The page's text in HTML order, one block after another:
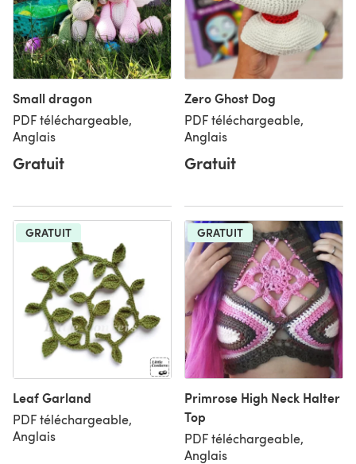
Small dragon
PDF téléchargeable,
Anglais
Gratuit
Zero Ghost Dog
PDF téléchargeable,
Anglais
Gratuit
GRATUIT
Leaf Garland
PDF téléchargeable,
Anglais
GRATUIT
Primrose High Neck Halter
Top
PDF téléchargeable,
Anglais